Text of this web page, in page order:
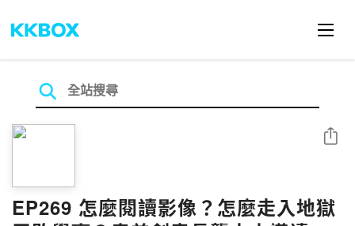
EP269 怎麼閱讀影像？怎麼走入地獄
分享